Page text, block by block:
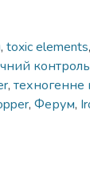
, toxic elements,
, техногенне
, Ферум,